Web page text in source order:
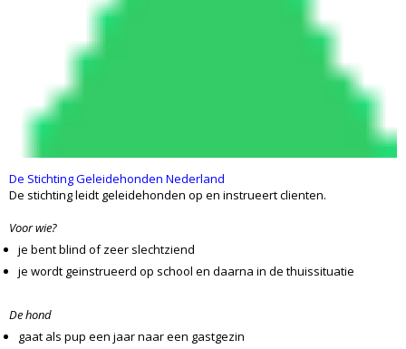
De Stichting Geleidehonden Nederland
De stichting leidt geleidehonden op en instrueert clienten.
Voor wie?
je bent blind of zeer slechtziend
je wordt geinstrueerd op school en daarna in de thuissituatie
De hond
gaat als pup een jaar naar een gastgezin